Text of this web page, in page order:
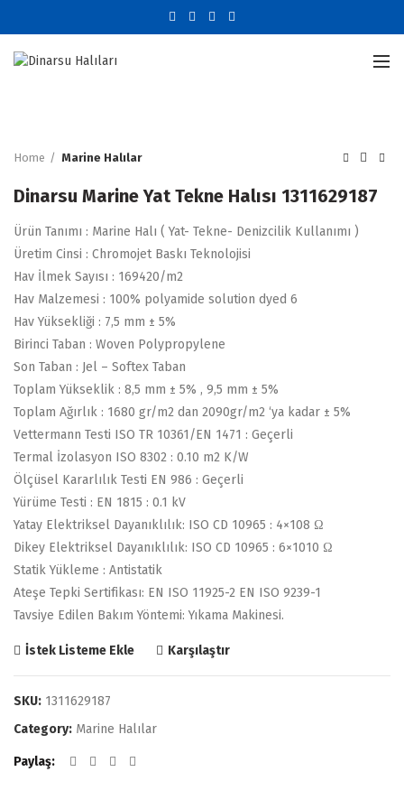
Home Marine Halılar
Dinarsu Marine Yat Tekne Halısı 1311629187
Ürün Tanımı : Marine Halı ( Yat- Tekne- Denizcilik Kullanımı )
Üretim Cinsi : Chromojet Baskı Teknolojisi
Hav İlmek Sayısı : 169420/m2
Hav Malzemesi : 100% polyamide solution dyed 6
Hav Yüksekliği : 7,5 mm ± 5%
Birinci Taban : Woven Polypropylene
Son Taban : Jel – Softex Taban
Toplam Yükseklik : 8,5 mm ± 5% , 9,5 mm ± 5%
Toplam Ağırlık : 1680 gr/m2 dan 2090gr/m2 ‘ya kadar ± 5%
Vettermann Testi ISO TR 10361/EN 1471 : Geçerli
Termal İzolasyon ISO 8302 : 0.10 m2 K/W
Ölçüsel Kararlılık Testi EN 986 : Geçerli
Yürüme Testi : EN 1815 : 0.1 kV
Yatay Elektriksel Dayanıklılık: ISO CD 10965 : 4×108 Ω
Dikey Elektriksel Dayanıklılık: ISO CD 10965 : 6×1010 Ω
Statik Yükleme : Antistatik
Ateşe Tepki Sertifikası: EN ISO 11925-2 EN ISO 9239-1
Tavsiye Edilen Bakım Yöntemi: Yıkama Makinesi.
İstek Listeme Ekle Karşılaştır
SKU: 1311629187
Category: Marine Halılar
Paylaş